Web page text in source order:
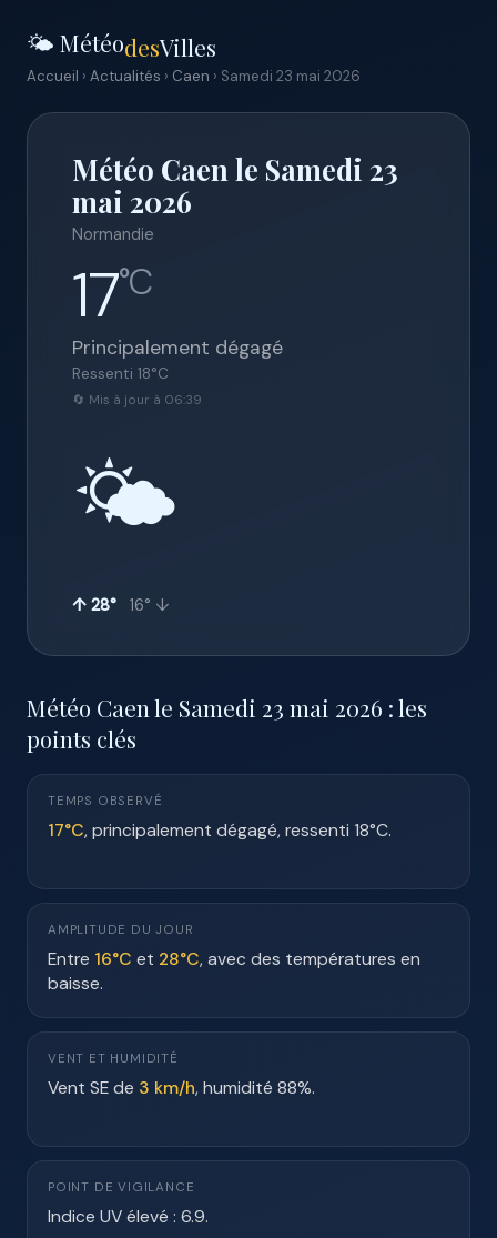
🌤️ MétéodesVilles
Accueil › Actualités › Caen › Samedi 23 mai 2026
Météo Caen le Samedi 23
mai 2026
Normandie
17°C
Principalement dégagé
Ressenti 18°C
🔄 Mis à jour à 06:39
🌤️
↑ 28° 16° ↓
Météo Caen le Samedi 23 mai 2026 : les
points clés
TEMPS OBSERVÉ
17°C, principalement dégagé, ressenti 18°C.
AMPLITUDE DU JOUR
Entre 16°C et 28°C, avec des températures en
baisse.
VENT ET HUMIDITÉ
Vent SE de 3 km/h, humidité 88%.
POINT DE VIGILANCE
Indice UV élevé : 6.9.